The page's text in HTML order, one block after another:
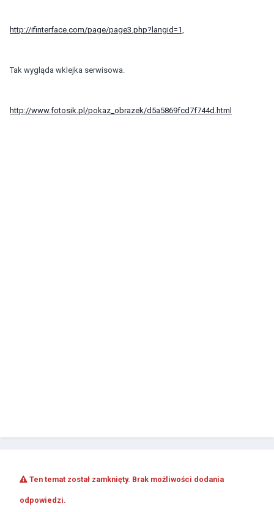
http://ifinterface.com/page/page3.php?langid=1,
Tak wygląda wklejka serwisowa.
http://www.fotosik.pl/pokaz_obrazek/d5a5869fcd7f744d.html
Ten temat został zamknięty. Brak możliwości dodania
odpowiedzi.